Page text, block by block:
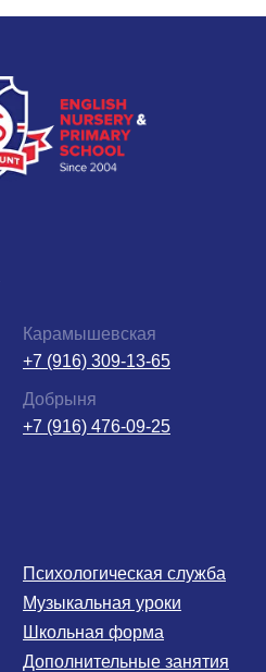
Дополнительные занятия
Школьная форма
Музыкальная уроки
Психологическая служба
+7 (916) 476-09-25
Добрыня
+7 (916) 309-13-65
Карамышевская